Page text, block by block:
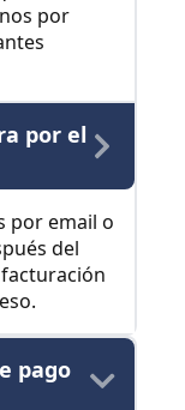
por
por el
por email o
del
pago